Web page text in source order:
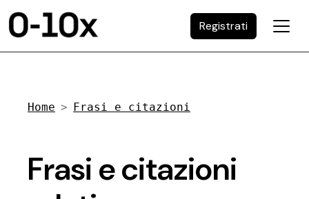
Registrati
Home Frasi e citazioni
Frasi e citazioni